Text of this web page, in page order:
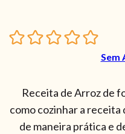
Sem
Receita de Arroz de
como cozinhar a
de maneira prática e